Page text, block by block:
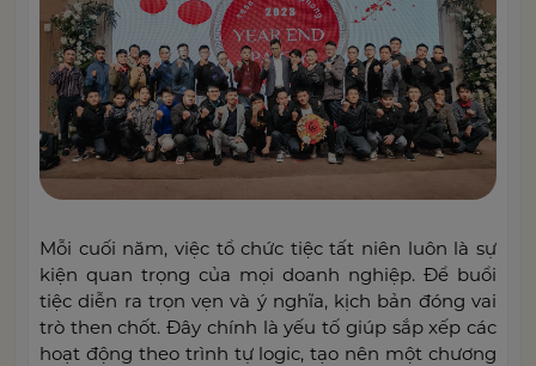
Mỗi cuối năm, việc tổ chức tiệc tất niên luôn là sự
kiện quan trọng của mọi doanh nghiệp. Để buổi
tiệc diễn ra trọn vẹn và ý nghĩa, kịch bản đóng vai
trò then chốt. Đây chính là yếu tố giúp sắp xếp các
hoạt động theo trình tự logic, tạo nên một chương